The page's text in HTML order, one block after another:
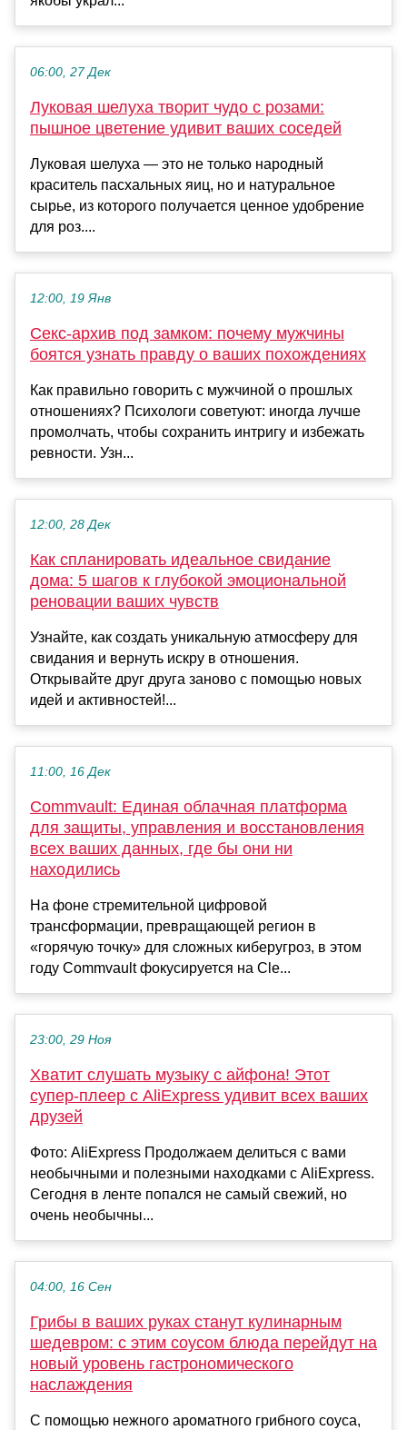
06:00, 27 Дек
Луковая шелуха творит чудо с розами:
пышное цветение удивит ваших соседей
Луковая шелуха — это не только народный
краситель пасхальных яиц, но и натуральное
сырье, из которого получается ценное удобрение
для роз....
12:00, 19 Янв
Секс-архив под замком: почему мужчины
боятся узнать правду о ваших похождениях
Как правильно говорить с мужчиной о прошлых
отношениях? Психологи советуют: иногда лучше
промолчать, чтобы сохранить интригу и избежать
ревности. Узн...
12:00, 28 Дек
Как спланировать идеальное свидание
дома: 5 шагов к глубокой эмоциональной
реновации ваших чувств
Узнайте, как создать уникальную атмосферу для
свидания и вернуть искру в отношения.
Открывайте друг друга заново с помощью новых
идей и активностей!...
11:00, 16 Дек
Commvault: Единая облачная платформа
для защиты, управления и восстановления
всех ваших данных, где бы они ни
находились
На фоне стремительной цифровой
трансформации, превращающей регион в
«горячую точку» для сложных киберугроз, в этом
году Commvault фокусируется на Cle...
23:00, 29 Ноя
Хватит слушать музыку с айфона! Этот
супер-плеер с AliExpress удивит всех ваших
друзей
Фото: AliExpress Продолжаем делиться с вами
необычными и полезными находками с AliExpress.
Сегодня в ленте попался не самый свежий, но
очень необычны...
04:00, 16 Сен
Грибы в ваших руках станут кулинарным
шедевром: с этим соусом блюда перейдут на
новый уровень гастрономического
наслаждения
С помощью нежного ароматного грибного соуса,